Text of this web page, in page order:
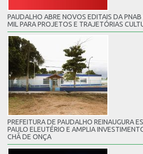
PAUDALHO ABRE NOVOS EDITAIS DA
MIL PARA PROJETOS E TRAJETÓRIAS
PREFEITURA DE PAUDALHO REINAUGURA
PAULO ELEUTÉRIO E AMPLIA
CHÃ DE ONÇA